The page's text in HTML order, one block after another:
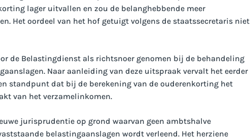
lager uitvallen en zou de belanghebbende meer
Het oordeel van het hof getuigt volgens de staatssecretaris niet
de Belastingdienst als richtsnoer genomen bij de behandeling
Naar aanleiding van deze uitspraak vervalt het eerder
standpunt dat bij de berekening van de ouderenkorting het
van het verzamelinkomen.
jurisprudentie op grond waarvan geen ambtshalve
belastingaanslagen wordt verleend. Het herziene